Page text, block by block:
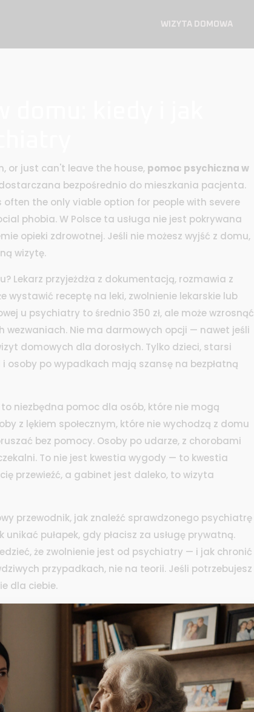
WIZYTA DOMOWA
or just can't leave the house, pomoc psychiczna w
bezpośrednio do mieszkania pacjenta.
often the only viable option for people with severe
phobia.W Polsce ta usługa nie jest pokrywana
opieki zdrowotnej. Jeśli nie możesz wyjść z domu,
wizytę.
Lekarz przyjeżdża z dokumentacją, rozmawia z
receptę na leki, zwolnienie lekarskie lub
u psychiatry to średnio 350 zł, ale może wzrosnąć
wezwaniach. Nie ma darmowych opcji — nawet jeśli
domowych dla dorosłych. Tylko dzieci, starsi
po wypadkach mają szansę na bezpłatną
niezbędna pomoc dla osób, które nie mogą
z lękiem społecznym, które nie wychodzą z domu
bez pomocy. Osoby po udarze, z chorobami
To nie jest kwestia wygody — to kwestia
przewieźć, a gabinet jest daleko, to wizyta
przewodnik, jak znaleźć sprawdzonego psychiatrę
pułapek, gdy płacisz za usługę prywatną.
że zwolnienie jest od psychiatry — i jak chronić
przypadkach, nie na teorii. Jeśli potrzebujesz
dla ciebie.